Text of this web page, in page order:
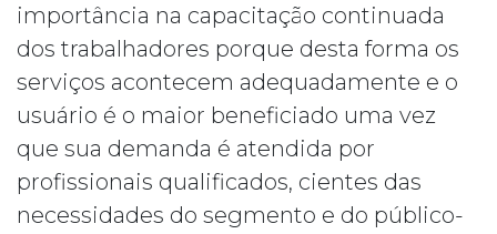
importância na capacitação continuada
dos trabalhadores porque desta forma os
serviços acontecem adequadamente e o
usuário é o maior beneficiado uma vez
que sua demanda é atendida por
profissionais qualificados, cientes das
necessidades do segmento e do público-